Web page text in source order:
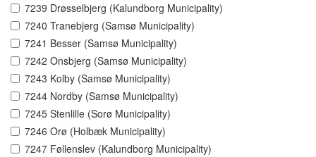
7239 Drøsselbjerg (Kalundborg Municipality)
7240 Tranebjerg (Samsø Municipality)
7241 Besser (Samsø Municipality)
7242 Onsbjerg (Samsø Municipality)
7243 Kolby (Samsø Municipality)
7244 Nordby (Samsø Municipality)
7245 Stenlille (Sorø Municipality)
7246 Orø (Holbæk Municipality)
7247 Føllenslev (Kalundborg Municipality)